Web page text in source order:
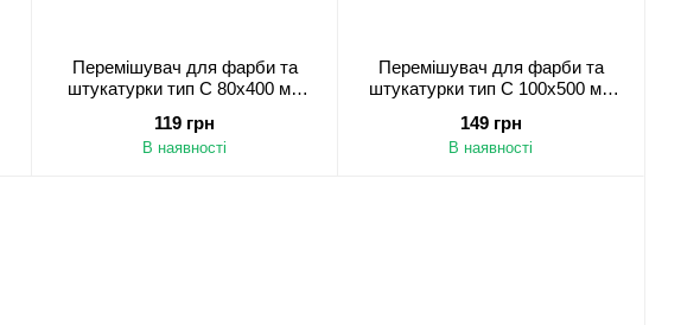
Перемішувач для фарби та
штукатурки тип С 80х400 мм
119 грн
В наявності
Перемішувач для фарби та
штукатурки тип С 100х500 мм
149 грн
В наявності